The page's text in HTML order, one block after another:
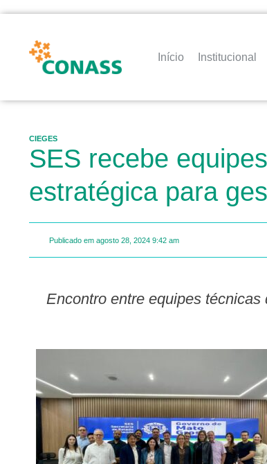
Início Institucional
CIEGES
SES recebe
estratégica para
Publicado em agosto 28, 2024 9:42 am
Encontro entre equipes técnicas da SES e do Conselho Nacional de Secretários de Saúde (Conass) ocorreu nos dias 26 e 27